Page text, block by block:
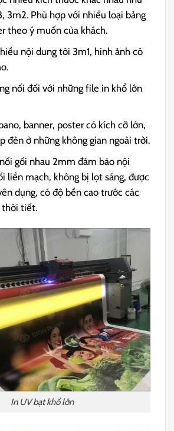
3m2. Phù hợp với nhiều loại bảng
theo ý muốn của khách.
nội dung tới 3m1, hình ảnh có
nối đối với những file in khổ lớn
banner, poster có kích cỡ lớn,
đèn ở những không gian ngoài trời.
gối nhau 2mm đảm bảo nội
liền mạch, không bị lọt sáng, được
dụng, có độ bền cao trước các
thời tiết.
In UV bạt khổ lớn